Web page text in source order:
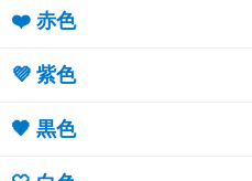
❤️ 赤色
💜 紫色
🖤 黒色